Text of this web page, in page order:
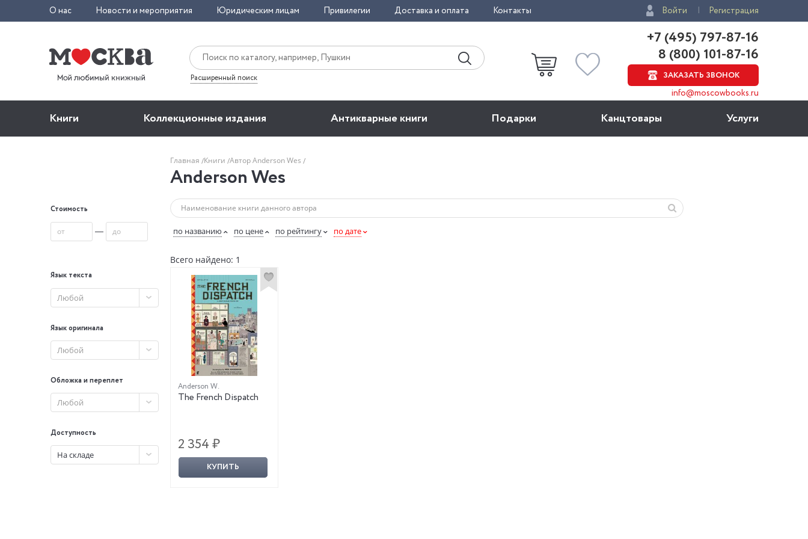
О нас Новости и мероприятия Юридическим лицам Привилегии Доставка и оплата Контакты Войти Регистрация
Расширенный поиск
+7 (495) 797-87-16
8 (800) 101-87-16
ЗАКАЗАТЬ ЗВОНОК
info@moscowbooks.ru
Книги Коллекционные издания Антикварные книги Подарки Канцтовары Услуги
Главная Книги Автор Anderson Wes
Anderson Wes
Стоимость
—
Язык текста
Любой
Язык оригинала
Любой
Обложка и переплет
Любой
Доступность
На складе
по названию по цене по рейтингу по дате
Всего найдено: 1
Anderson W.
The French Dispatch
2 354 ₽
КУПИТЬ